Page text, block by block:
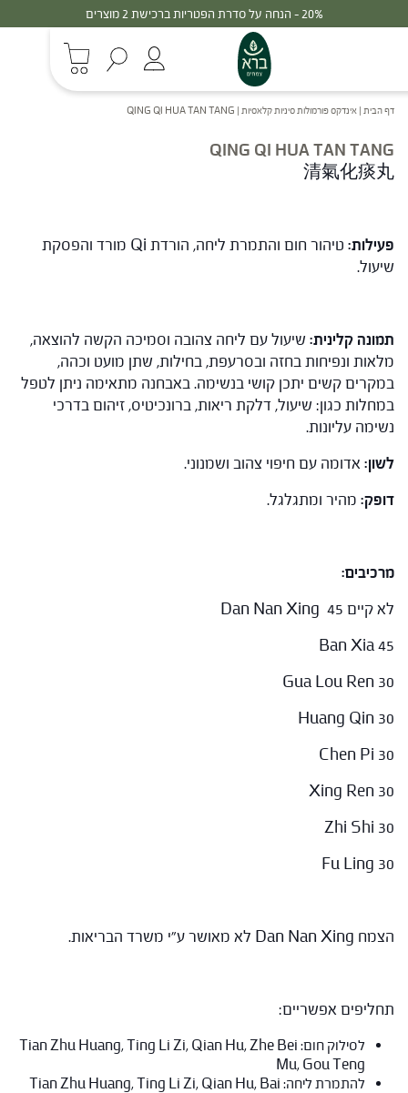
20% - הנחה על סדרת הפטריות ברכישת 2 מוצרים
דף הבית | אינדקס פורמולות סיניות קלאסיות |
QING QI HUA TAN TANG
QING QI HUA TAN TANG
清氣化痰丸
פעילות:
טיהור חום והתמרת ליחה, הורדת Qi מורד והפסקת
שיעול.
תמונה קלינית: שיעול עם ליחה צהובה וסמיכה הקשה להוצאה,
מלאות ונפיחות בחזה ובסרעפת, בחילות, שתן מועט וכהה,
במקרים קשים יתכן קושי בנשימה. באבחנה מתאימה ניתן לטפל
במחלות כגון: שיעול, דלקת ריאות, ברונכיטיס, זיהום בדרכי
נשימה עליונות.
לשון: אדומה עם חיפוי צהוב ושמנוני.
דופק: מהיר ומתגלגל.
מרכיבים:
לא קיים Dan Nan Xing 45
Ban Xia 45
Gua Lou Ren 30
Huang Qin 30
Chen Pi 30
Xing Ren 30
Zhi Shi 30
Fu Ling 30
הצמח Dan Nan Xing לא מאושר ע"י משרד הבריאות.
תחליפים אפשריים:
לסילוק חום: Tian Zhu Huang, Ting Li Zi, Qian Hu, Zhe Bei
Mu, Gou Teng
להתמרת ליחה: Tian Zhu Huang, Ting Li Zi, Qian Hu, Bai